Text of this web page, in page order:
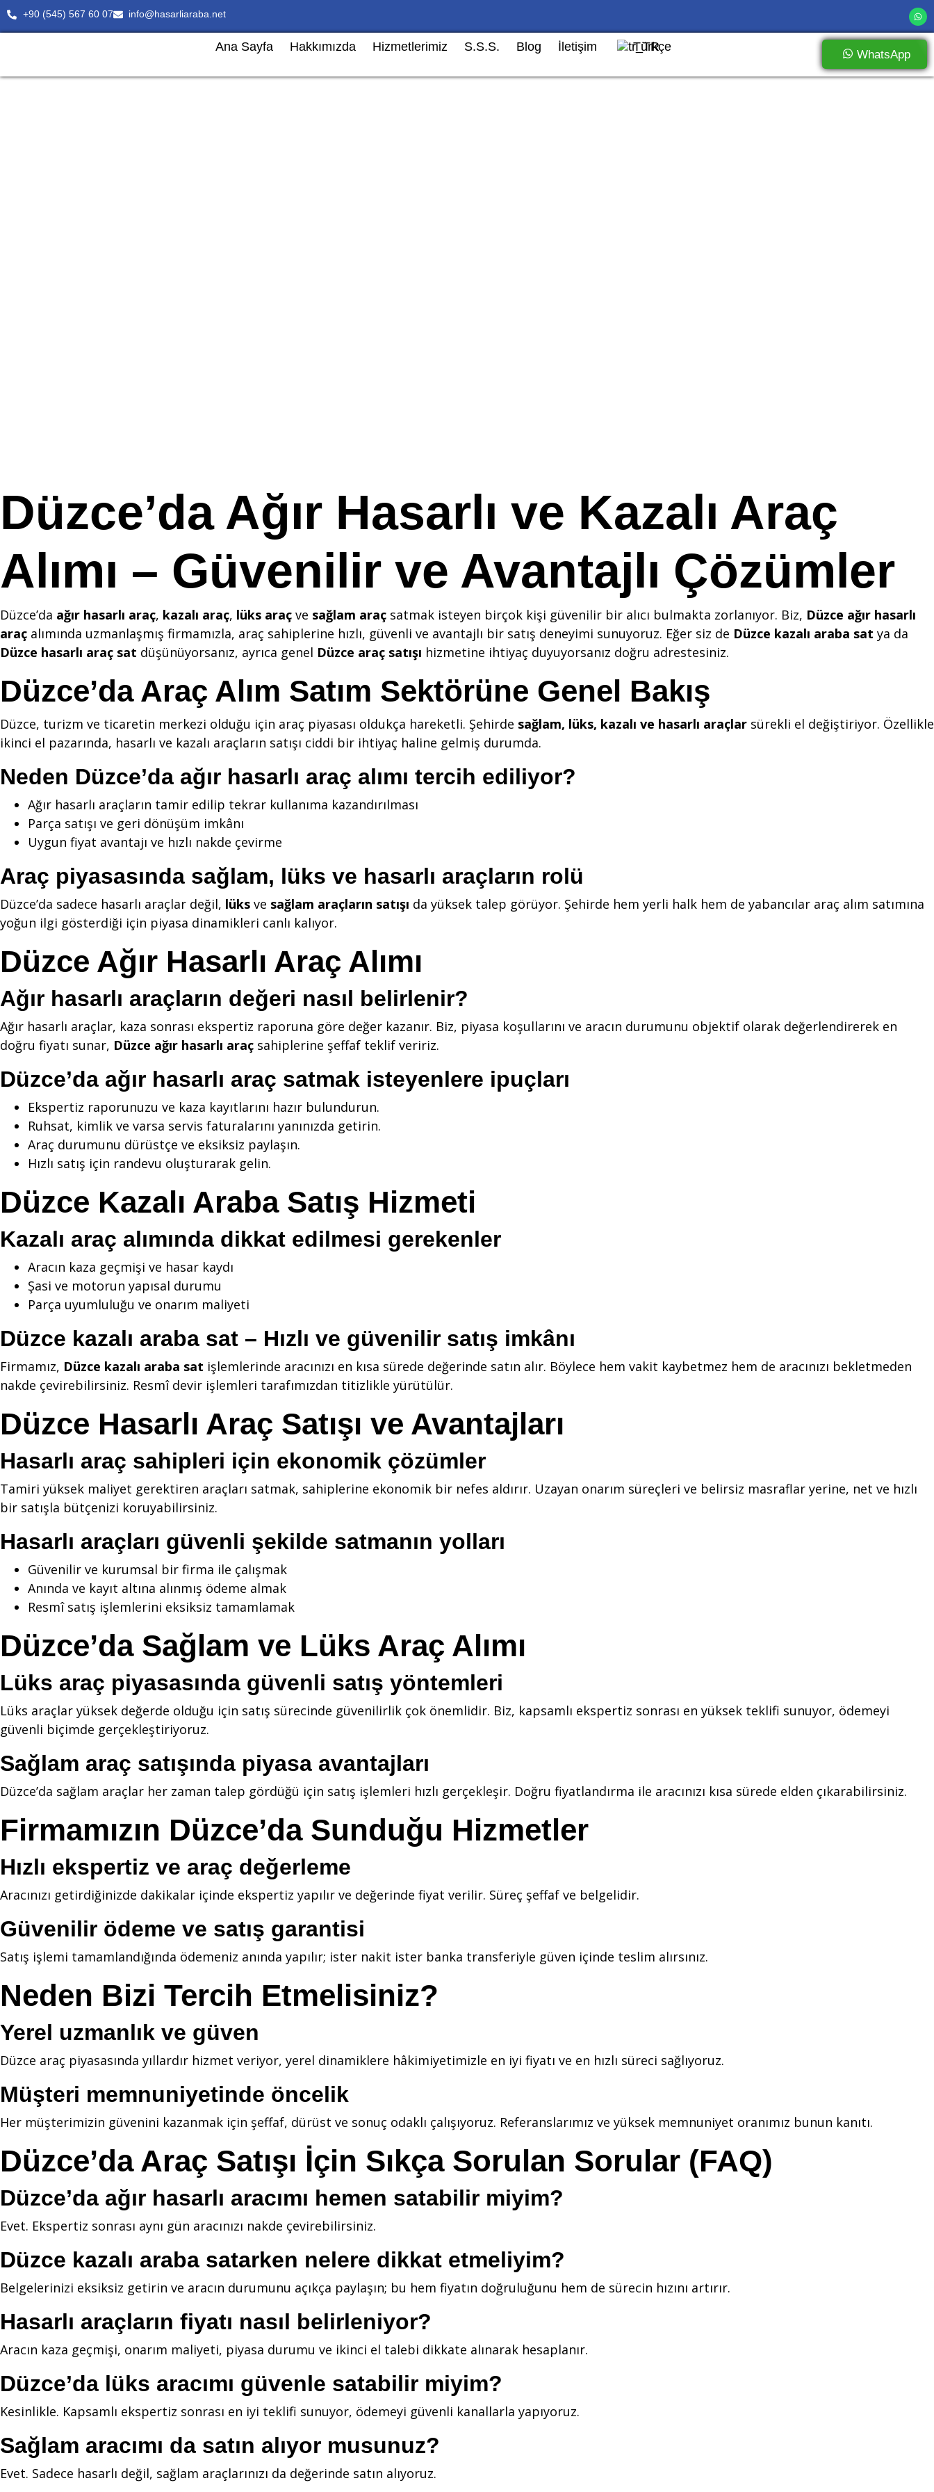
+90 (545) 567 60 07 info@hasarliaraba.net
Ana Sayfa Hakkımızda Hizmetlerimiz S.S.S. Blog İletişim Türkçe
WhatsApp
Düzce’da Ağır Hasarlı ve Kazalı Araç
Alımı – Güvenilir ve Avantajlı Çözümler
Düzce’da ağır hasarlı araç, kazalı araç, lüks araç ve sağlam araç satmak isteyen birçok kişi güvenilir bir alıcı bulmakta zorlanıyor. Biz, Düzce ağır hasarlı
araç alımında uzmanlaşmış firmamızla, araç sahiplerine hızlı, güvenli ve avantajlı bir satış deneyimi sunuyoruz. Eğer siz de Düzce kazalı araba sat ya da
Düzce hasarlı araç sat düşünüyorsanız, ayrıca genel Düzce araç satışı hizmetine ihtiyaç duyuyorsanız doğru adrestesiniz.
Düzce’da Araç Alım Satım Sektörüne Genel Bakış
Düzce, turizm ve ticaretin merkezi olduğu için araç piyasası oldukça hareketli. Şehirde sağlam, lüks, kazalı ve hasarlı araçlar sürekli el değiştiriyor. Özellikle
ikinci el pazarında, hasarlı ve kazalı araçların satışı ciddi bir ihtiyaç haline gelmiş durumda.
Neden Düzce’da ağır hasarlı araç alımı tercih ediliyor?
Ağır hasarlı araçların tamir edilip tekrar kullanıma kazandırılması
Parça satışı ve geri dönüşüm imkânı
Uygun fiyat avantajı ve hızlı nakde çevirme
Araç piyasasında sağlam, lüks ve hasarlı araçların rolü
Düzce’da sadece hasarlı araçlar değil, lüks ve sağlam araçların satışı da yüksek talep görüyor. Şehirde hem yerli halk hem de yabancılar araç alım satımına
yoğun ilgi gösterdiği için piyasa dinamikleri canlı kalıyor.
Düzce Ağır Hasarlı Araç Alımı
Ağır hasarlı araçların değeri nasıl belirlenir?
Ağır hasarlı araçlar, kaza sonrası ekspertiz raporuna göre değer kazanır. Biz, piyasa koşullarını ve aracın durumunu objektif olarak değerlendirerek en
doğru fiyatı sunar, Düzce ağır hasarlı araç sahiplerine şeffaf teklif veririz.
Düzce’da ağır hasarlı araç satmak isteyenlere ipuçları
Ekspertiz raporunuzu ve kaza kayıtlarını hazır bulundurun.
Ruhsat, kimlik ve varsa servis faturalarını yanınızda getirin.
Araç durumunu dürüstçe ve eksiksiz paylaşın.
Hızlı satış için randevu oluşturarak gelin.
Düzce Kazalı Araba Satış Hizmeti
Kazalı araç alımında dikkat edilmesi gerekenler
Aracın kaza geçmişi ve hasar kaydı
Şasi ve motorun yapısal durumu
Parça uyumluluğu ve onarım maliyeti
Düzce kazalı araba sat – Hızlı ve güvenilir satış imkânı
Firmamız, Düzce kazalı araba sat işlemlerinde aracınızı en kısa sürede değerinde satın alır. Böylece hem vakit kaybetmez hem de aracınızı bekletmeden
nakde çevirebilirsiniz. Resmî devir işlemleri tarafımızdan titizlikle yürütülür.
Düzce Hasarlı Araç Satışı ve Avantajları
Hasarlı araç sahipleri için ekonomik çözümler
Tamiri yüksek maliyet gerektiren araçları satmak, sahiplerine ekonomik bir nefes aldırır. Uzayan onarım süreçleri ve belirsiz masraflar yerine, net ve hızlı
bir satışla bütçenizi koruyabilirsiniz.
Hasarlı araçları güvenli şekilde satmanın yolları
Güvenilir ve kurumsal bir firma ile çalışmak
Anında ve kayıt altına alınmış ödeme almak
Resmî satış işlemlerini eksiksiz tamamlamak
Düzce’da Sağlam ve Lüks Araç Alımı
Lüks araç piyasasında güvenli satış yöntemleri
Lüks araçlar yüksek değerde olduğu için satış sürecinde güvenilirlik çok önemlidir. Biz, kapsamlı ekspertiz sonrası en yüksek teklifi sunuyor, ödemeyi
güvenli biçimde gerçekleştiriyoruz.
Sağlam araç satışında piyasa avantajları
Düzce’da sağlam araçlar her zaman talep gördüğü için satış işlemleri hızlı gerçekleşir. Doğru fiyatlandırma ile aracınızı kısa sürede elden çıkarabilirsiniz.
Firmamızın Düzce’da Sunduğu Hizmetler
Hızlı ekspertiz ve araç değerleme
Aracınızı getirdiğinizde dakikalar içinde ekspertiz yapılır ve değerinde fiyat verilir. Süreç şeffaf ve belgelidir.
Güvenilir ödeme ve satış garantisi
Satış işlemi tamamlandığında ödemeniz anında yapılır; ister nakit ister banka transferiyle güven içinde teslim alırsınız.
Neden Bizi Tercih Etmelisiniz?
Yerel uzmanlık ve güven
Düzce araç piyasasında yıllardır hizmet veriyor, yerel dinamiklere hâkimiyetimizle en iyi fiyatı ve en hızlı süreci sağlıyoruz.
Müşteri memnuniyetinde öncelik
Her müşterimizin güvenini kazanmak için şeffaf, dürüst ve sonuç odaklı çalışıyoruz. Referanslarımız ve yüksek memnuniyet oranımız bunun kanıtı.
Düzce’da Araç Satışı İçin Sıkça Sorulan Sorular (FAQ)
Düzce’da ağır hasarlı aracımı hemen satabilir miyim?
Evet. Ekspertiz sonrası aynı gün aracınızı nakde çevirebilirsiniz.
Düzce kazalı araba satarken nelere dikkat etmeliyim?
Belgelerinizi eksiksiz getirin ve aracın durumunu açıkça paylaşın; bu hem fiyatın doğruluğunu hem de sürecin hızını artırır.
Hasarlı araçların fiyatı nasıl belirleniyor?
Aracın kaza geçmişi, onarım maliyeti, piyasa durumu ve ikinci el talebi dikkate alınarak hesaplanır.
Düzce’da lüks aracımı güvenle satabilir miyim?
Kesinlikle. Kapsamlı ekspertiz sonrası en iyi teklifi sunuyor, ödemeyi güvenli kanallarla yapıyoruz.
Sağlam aracımı da satın alıyor musunuz?
Evet. Sadece hasarlı değil, sağlam araçlarınızı da değerinde satın alıyoruz.